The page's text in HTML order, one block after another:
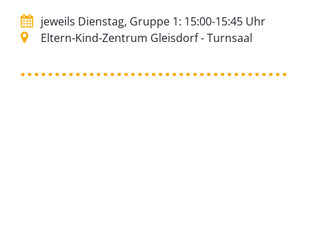
jeweils Dienstag, Gruppe 1: 15:00-15:45 Uhr
Eltern-Kind-Zentrum Gleisdorf - Turnsaal